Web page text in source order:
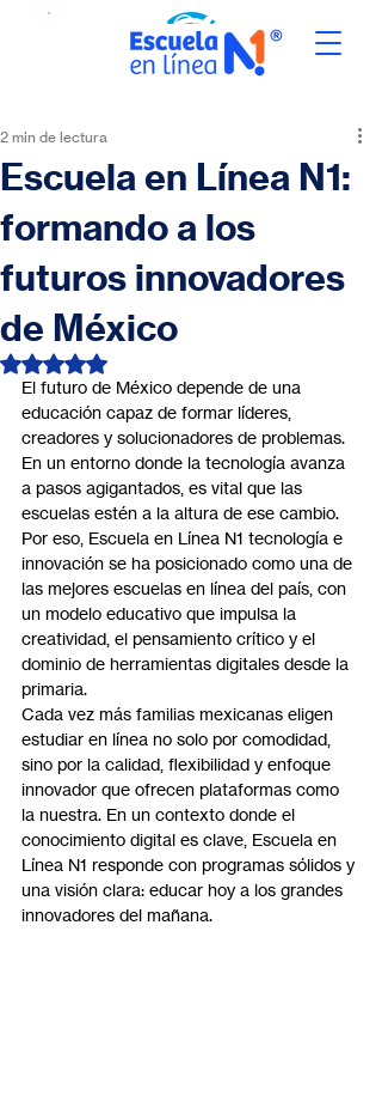
Escuela en Línea N1:
formando a los
futuros innovadores
de México
2 min de lectura
Obtuvo NaN de 5 estrellas.
El futuro de México depende de una
educación capaz de formar líderes,
creadores y solucionadores de problemas.
En un entorno donde la tecnología avanza
a pasos agigantados, es vital que las
escuelas estén a la altura de ese cambio.
Por eso, Escuela en Línea N1 tecnología e
innovación se ha posicionado como una de
las mejores escuelas en línea del país, con
un modelo educativo que impulsa la
creatividad, el pensamiento crítico y el
dominio de herramientas digitales desde la
primaria.
Cada vez más familias mexicanas eligen
estudiar en línea no solo por comodidad,
sino por la calidad, flexibilidad y enfoque
innovador que ofrecen plataformas como
la nuestra. En un contexto donde el
conocimiento digital es clave, Escuela en
Línea N1 responde con programas sólidos y
una visión clara: educar hoy a los grandes
innovadores del mañana.